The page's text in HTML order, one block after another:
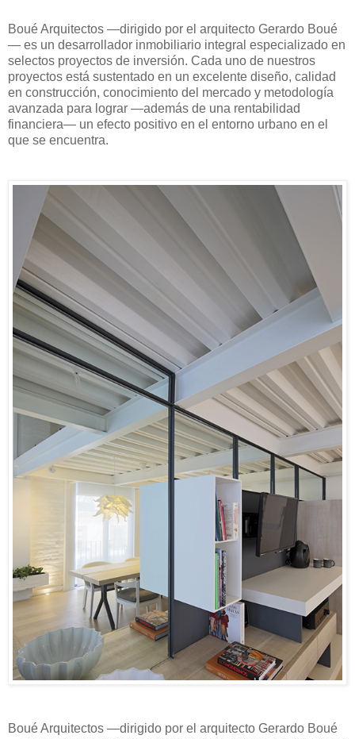
Boué Arquitectos —dirigido por el arquitecto Gerardo Boué
— es un desarrollador inmobiliario integral especializado en
selectos proyectos de inversión. Cada uno de nuestros
proyectos está sustentado en un excelente diseño, calidad
en construcción, conocimiento del mercado y metodología
avanzada para lograr —además de una rentabilidad
financiera— un efecto positivo en el entorno urbano en el
que se encuentra.
Boué Arquitectos —dirigido por el arquitecto Gerardo Boué